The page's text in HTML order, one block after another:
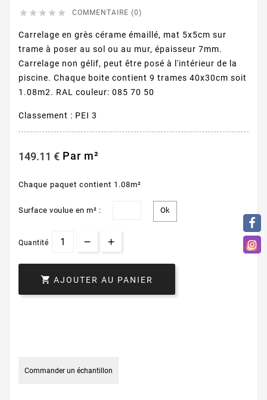
     COMMENTAIRE (0)
Carrelage en grès cérame émaillé, mat 5x5cm sur
trame à poser au sol ou au mur, épaisseur 7mm.
Carrelage non gélif, peut être posé à l'intérieur de la
piscine. Chaque boite contient 9 trames 40x30cm soit
1.08m2. RAL couleur: 085 70 50
Classement : PEI 3
149.11 € Par m²
Chaque paquet contient 1.08m²
Surface voulue en m² :
Quantité
 AJOUTER AU PANIER
Commander un échantillon